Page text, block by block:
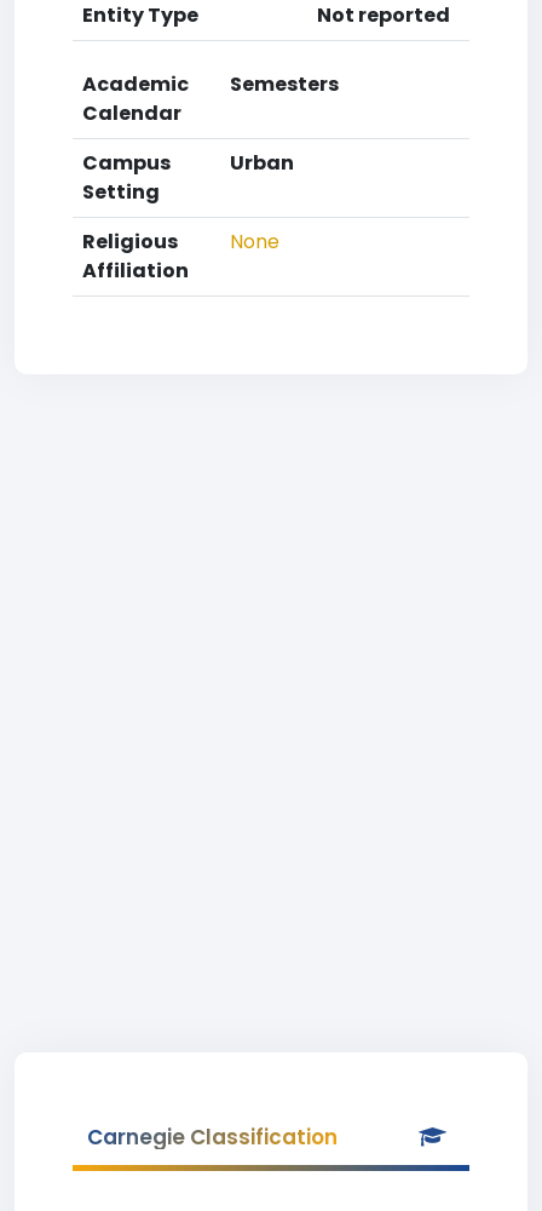
Entity Type
Not reported
Academic
Calendar
Semesters
Campus
Setting
Urban
Religious
Affiliation
None
Carnegie Classification